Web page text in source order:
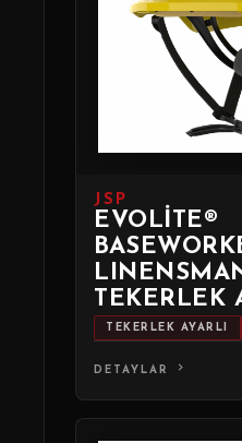
JSP
EVOLITE®
TEKERLEK
TEKERLEK AYARLI
DETAYLAR